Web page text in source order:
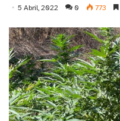
5 Abril, 2022 0 773